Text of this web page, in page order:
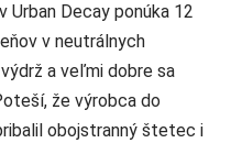
Urban Decay ponúka 12
v neutrálnych
a veľmi dobre sa
že výrobca do
obojstranný štetec i